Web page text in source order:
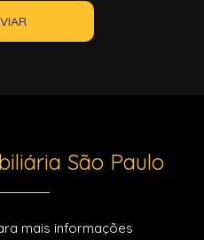
São Paulo
mais informações